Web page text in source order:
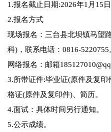
1.报名截止日期:2026年1月15日
2.报名方式
现场报名：三台县北坝镇马望
科)，联系电话：0816-5220755
网络报名：邮箱
3.所带证件:毕业证(原件及复
格证(原件及复印件)、简历。
4.面试：具体时间另行通知。
5.公示成绩。